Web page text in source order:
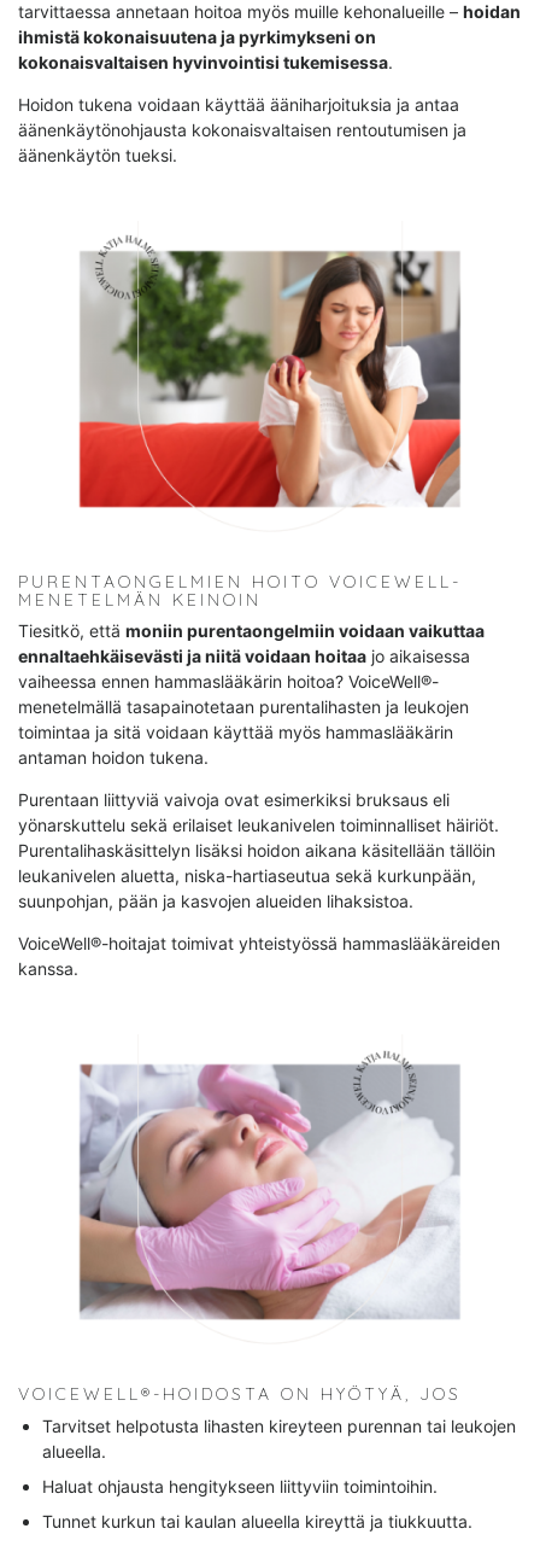
tarvittaessa annetaan hoitoa myös muille kehonalueille – hoidan
ihmistä kokonaisuutena ja pyrkimykseni on
kokonaisvaltaisen hyvinvointisi tukemisessa.
Hoidon tukena voidaan käyttää ääniharjoituksia ja antaa
äänenkäytönohjausta kokonaisvaltaisen rentoutumisen ja
äänenkäytön tueksi.
PURENTAONGELMIEN HOITO VOICEWELL-
MENETELMÄN KEINOIN
Tiesitkö, että moniin purentaongelmiin voidaan vaikuttaa
ennaltaehkäisevästi ja niitä voidaan hoitaa jo aikaisessa
vaiheessa ennen hammaslääkärin hoitoa? VoiceWell®-
menetelmällä tasapainotetaan purentalihasten ja leukojen
toimintaa ja sitä voidaan käyttää myös hammaslääkärin
antaman hoidon tukena.
Purentaan liittyviä vaivoja ovat esimerkiksi bruksaus eli
yönarskuttelu sekä erilaiset leukanivelen toiminnalliset häiriöt.
Purentalihaskäsittelyn lisäksi hoidon aikana käsitellään tällöin
leukanivelen aluetta, niska-hartiaseutua sekä kurkunpään,
suunpohjan, pään ja kasvojen alueiden lihaksistoa.
VoiceWell®-hoitajat toimivat yhteistyössä hammaslääkäreiden
kanssa.
VOICEWELL®-HOIDOSTA ON HYÖTYÄ, JOS
Tarvitset helpotusta lihasten kireyteen purennan tai leukojen
alueella.
Haluat ohjausta hengitykseen liittyviin toimintoihin.
Tunnet kurkun tai kaulan alueella kireyttä ja tiukkuutta.